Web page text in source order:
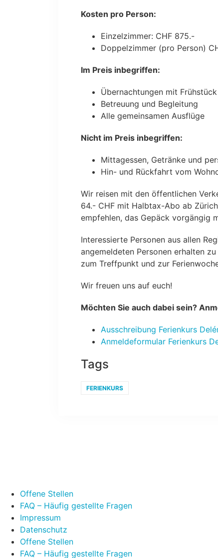
Kosten pro Person:
Einzelzimmer: CHF 875.-
Doppelzimmer (pro Person)
Im Preis inbegriffen:
Übernachtungen mit
Betreuung und Begleitung
Alle gemeinsamen Ausflüge
Nicht im Preis inbegriffen:
Mittagessen, Getränke und
Hin- und Rückfahrt vom
Wir reisen mit den öffentlichen
64.- CHF mit Halbtax-Abo ab
empfehlen, das Gepäck vorgängig
Interessierte Personen aus allen
angemeldeten Personen erhalten
zum Treffpunkt und zur
Wir freuen uns auf euch!
Möchten Sie auch dabei sein?
Ausschreibung Ferienkurs
Anmeldeformular Ferienkurs
Tags
FERIENKURS
Offene Stellen
FAQ – Häufig gestellte Fragen
Impressum
Datenschutz
Offene Stellen
FAQ – Häufig gestellte Fragen